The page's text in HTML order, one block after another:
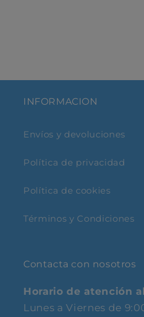
INFORMACION
Envíos y devoluciones
Política de privacidad
Política de cookies
Términos y Condiciones
Contacta con nosotros
Horario de atención
Lunes a Viernes de